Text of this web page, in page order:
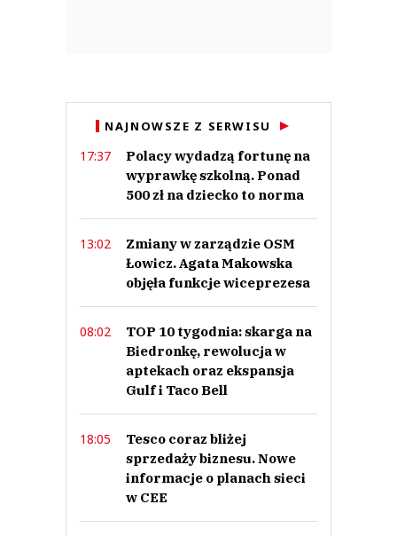
NAJNOWSZE Z SERWISU
17:37
Polacy wydadzą fortunę na
wyprawkę szkolną. Ponad
500 zł na dziecko to norma
13:02
Zmiany w zarządzie OSM
Łowicz. Agata Makowska
objęła funkcje wiceprezesa
08:02
TOP 10 tygodnia: skarga na
Biedronkę, rewolucja w
aptekach oraz ekspansja
Gulf i Taco Bell
18:05
Tesco coraz bliżej
sprzedaży biznesu. Nowe
informacje o planach sieci
w CEE